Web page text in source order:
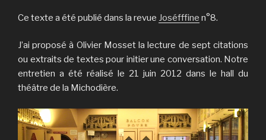
Ce texte a été publié dans la revue Joséfffine n°8.
J’ai proposé à Olivier Mosset la lecture de sept citations
ou extraits de textes pour initier une conversation. Notre
entretien a été réalisé le 21 juin 2012 dans le hall du
théâtre de la Michodière.